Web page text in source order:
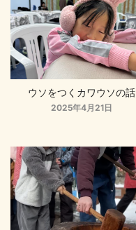
ウソをつくカワウソの話
2025年4月21日